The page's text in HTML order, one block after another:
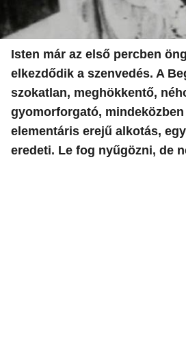
Isten már az első percben
elkezdődik a szenvedés. A
szokatlan, meghökkentő,
gyomorforgató,
elementáris erejű alkotás,
eredeti. Le fog nyűgözni, de